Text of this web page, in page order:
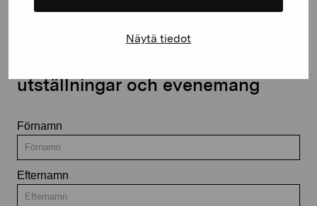
Näytä tiedot
utställningar och evenemang
Förnamn
Efternamn